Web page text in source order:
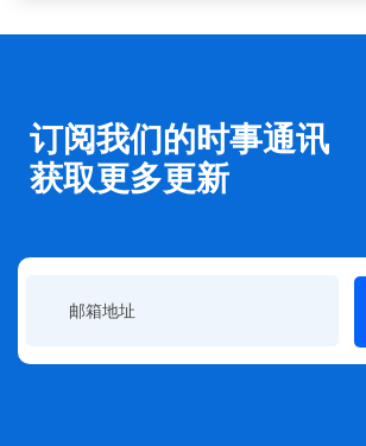
订阅我们的时事通讯
获取更多更新